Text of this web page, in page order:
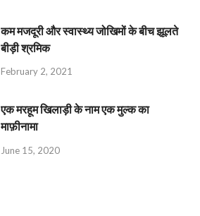
कम मजदूरी और स्वास्थ्य जोखिमों के बीच झूलते
बीड़ी श्रमिक
February 2, 2021
एक मरहूम खिलाड़ी के नाम एक मुल्क का
माफ़ीनामा
June 15, 2020